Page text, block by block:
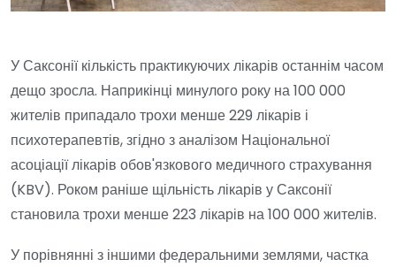
У Саксонії кількість практикуючих лікарів останнім часом
дещо зросла. Наприкінці минулого року на 100 000
жителів припадало трохи менше 229 лікарів і
психотерапевтів, згідно з аналізом Національної
асоціації лікарів обов'язкового медичного страхування
(KBV). Роком раніше щільність лікарів у Саксонії
становила трохи менше 223 лікарів на 100 000 жителів.
У порівнянні з іншими федеральними землями, частка